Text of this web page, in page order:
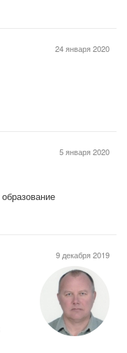
24 января 2020
5 января 2020
образование
9 декабря 2019